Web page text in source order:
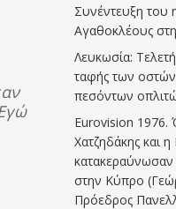
Συνέντευξη
Αγαθοκλέους
Λευκωσία:
ταφής των
πεσόντων
Eurovision
Χατζηδάκης και
κατακεραύνωσαν
στην Κύπρο
Πρόεδρος